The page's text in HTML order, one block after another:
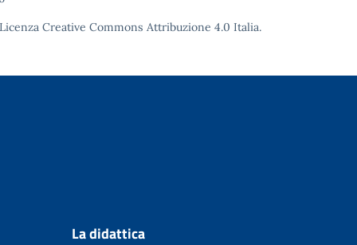
Licenza Creative Commons Attribuzione 4.0 Italia.
La didattica